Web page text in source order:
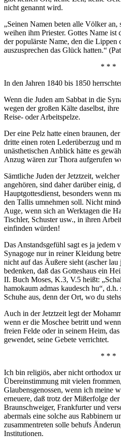
nicht genannt wird.
„Seinen Namen beten alle Völker an,
weihen ihm Priester. Gottes Name ist
der populärste Name, den die Lippen
auszusprechen das Glück hatten.“
* * *
In den Jahren 1840 bis 1850
Wenn die Juden am Sabbat in die
wegen der großen Kälte daselbst,
Reise- oder Arbeitspelze.
Der eine Pelz hatte einen braunen,
dritte einen roten Lederüberzug und
unästhetischen Anblick hätte es
Anzug wären zur Thora aufgerufen
Sämtliche Juden der Jetztzeit,
angehören, sind daher darüber einig,
Hauptgottesdienst, besonders wenn
den Tallis umnehmen soll. Nicht
Auge, wenn sich an Werktagen die
Tischler, Schuster usw., in ihren
einfinden würden!
Das Anstandsgefühl sagt es ja jedem
Synagoge nur in reiner Kleidung
nicht auf das Äußere sieht (ascher
bedenken, daß das Gotteshaus ein
II. Buch Moses, K.3, V.5 heißt:
hamokaum admas kaudesch hu“,
Schuhe aus, denn der Ort, wo du
Auch in der Jetztzeit legt der
wenn er die Moschee betritt und
freien Felde oder in seinem Heim,
gewendet, seine Gebete verrichtet.
* * *
Ich bin religiös, aber nicht orthodox
Übereinstimmung mit vielen
Glaubensgenossen, wenn ich meine
erneuere, daß trotz der Mißerfolge der
Braunschweiger, Frankfurter und
abermals eine solche aus Rabbinern
zusammentreten solle behufs
Institutionen.